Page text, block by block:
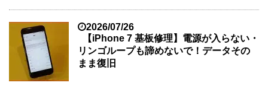
2026/07/26
【iPhone 7 基板修理】電源が入らない・
リンゴループも諦めないで！データその
まま復旧